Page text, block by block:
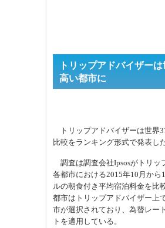
トリップアドバイザー
高い都市に
トリップアドバイザーは世界
比較をランキング形式で発表し
調査は調査会社Ipsosがトリッ
各都市における2015年10月か
ルの朝食付き平均宿泊料金を比
都市はトリップアドバイザー上
市が選択されており、為替レー
トを適用している。